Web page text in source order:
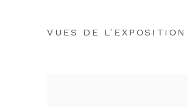
VUES DE L'EXPOSITION